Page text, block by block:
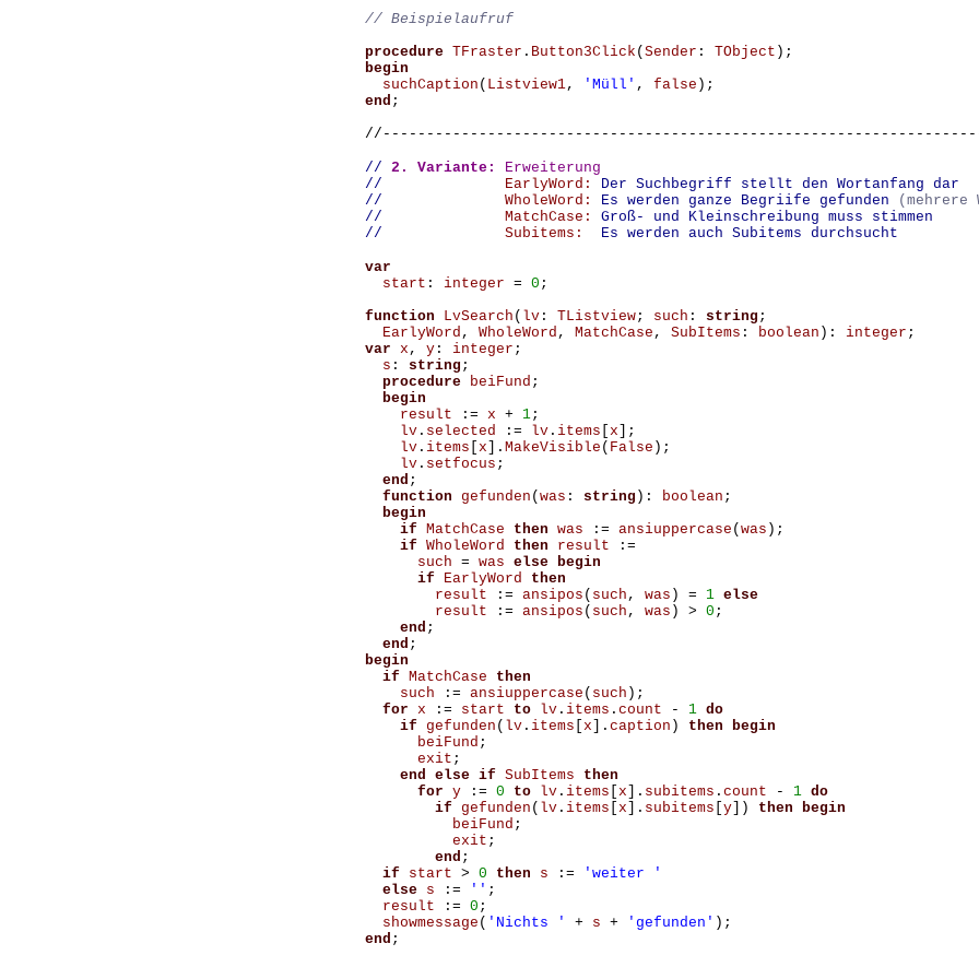
procedure TFraster . Button3Click ( Sender : TObject );
begin
suchCaption ( Listview1, 'Müll' , false );
end ;
// 2. Variante:
Erweiterung
//
EarlyWord: Der Suchbegriff stellt den Wortanfang dar
//
WholeWord: Es werden ganze Begriife gefunden (mehrere
//
MatchCase: Groß- und Kleinschreibung muss stimmen
//
Subitems: Es werden auch Subitems durchsucht
var
start : integer = 0 ;
function
LvSearch ( lv: TListview; such : string ;
EarlyWord , WholeWord , MatchCase , SubItems : boolean ): integer ;
var x , y: integer ;
s : string ;
procedure
beiFund ;
begin
result
:= x + 1;
lv. selected := lv. items x ];
lv. items x ]. MakeVisible ( False );
lv. setfocus ;
end ;
function
gefunden ( was : string ): boolean ;
begin
if MatchCase then was := ansiuppercase ( was );
if WholeWord then result
:=
such = was else begin
if
EarlyWord
then
result
:= ansipos ( such , was ) = 1 else
result
:= ansipos ( such , was ) > 0 ;
end ;
end ;
begin
if MatchCase
then
such
:= ansiuppercase ( such );
for x := start to lv. items . count - 1 do
if
gefunden ( lv. items x ]. caption ) then begin
beiFund ;
exit ;
end else if SubItems
then
for y := 0 to lv. items x ]. subitems . count - 1 do
if
gefunden ( lv. items x ]. subitems y]) then begin
beiFund ;
exit ;
end ;
if
start > 0 then s :=
'weiter '
else
s := '' ;
result
:= 0 ;
showmessage ( 'Nichts ' + s + 'gefunden' );
end ;